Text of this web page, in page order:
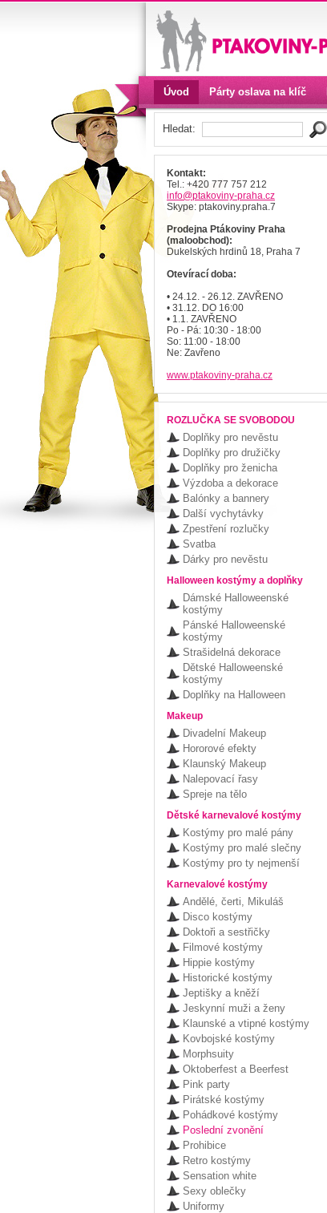
Úvod Párty oslava na klíč
Kontakt
Hledat:
Kontakt:
Tel.: +420 777 757 212
info@ptakoviny-praha.cz
Skype: ptakoviny.praha.7
Prodejna Ptákoviny Praha
(maloobchod):
Dukelských hrdinů 18, Praha 7
Otevírací doba:
• 24.12. - 26.12. ZAVŘENO
• 31.12. DO 16:00
• 1.1. ZAVŘENO
Po - Pá: 10:30 - 18:00
So: 11:00 - 18:00
Ne: Zavřeno
www.ptakoviny-praha.cz
ROZLUČKA SE SVOBODOU
Doplňky pro nevěstu
Doplňky pro družičky
Doplňky pro ženicha
Výzdoba a dekorace
Balónky a bannery
Další vychytávky
Zpestření rozlučky
Svatba
Dárky pro nevěstu
Halloween kostýmy a doplňky
Dámské Halloweenské
kostýmy
Pánské Halloweenské
kostýmy
Strašidelná dekorace
Dětské Halloweenské
kostýmy
Doplňky na Halloween
Makeup
Divadelní Makeup
Hororové efekty
Klaunský Makeup
Nalepovací řasy
Spreje na tělo
Dětské karnevalové kostýmy
Kostýmy pro malé pány
Kostýmy pro malé slečny
Kostýmy pro ty nejmenší
Karnevalové kostýmy
Andělé, čerti, Mikuláš
Disco kostýmy
Doktoři a sestřičky
Filmové kostýmy
Hippie kostýmy
Historické kostýmy
Jeptišky a kněží
Jeskynní muži a ženy
Klaunské a vtipné kostýmy
Kovbojské kostýmy
Morphsuity
Oktoberfest a Beerfest
Pink party
Pirátské kostýmy
Pohádkové kostýmy
Poslední zvonění
Prohibice
Retro kostýmy
Sensation white
Sexy oblečky
Uniformy